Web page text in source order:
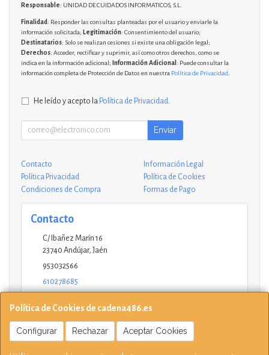
Política de Cookies de cadena486.es
Configurar Rechazar Aceptar Cookies
Responsable: UNIDAD DE CUIDADOS INFORMATICOS, S.L.
Finalidad: Responder las consultas planteadas por el usuario y enviarle la
información solicitada; Legitimación: Consentimiento del usuario;
Destinatarios: Solo se realizan cesiones si existe una obligación legal;
Derechos: Acceder, rectificar y suprimir, así como otros derechos, como se
indica en la información adicional; Información Adicional : Puede consultar la
información completa de Protección de Datos en nuestra Política de Privacidad
He leído y acepto la Política de Privacidad
Enviar
Contacto
Información Legal
Política Privacidad
Política de Cookies
Condiciones de Compra
Formas de Pago
Contacto
C/ Ibañez Marín 16
23740 Andújar, Jaén
953032566
610278685
Horario